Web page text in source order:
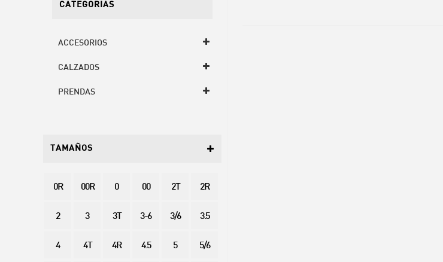
CATEGORIAS
ACCESORIOS
CALZADOS
PRENDAS
TAMAÑOS
0R 00R 0 00 2T 2R
2 3 3T 3-6 3/6 3.5
4 4T 4R 4.5 5 5/6